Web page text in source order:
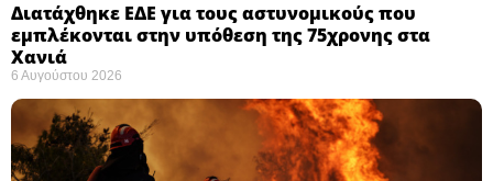
Διατάχθηκε ΕΔΕ για τους αστυνομικούς που
εμπλέκονται στην υπόθεση της 75χρονης στα
Χανιά
6 Αυγούστου 2026